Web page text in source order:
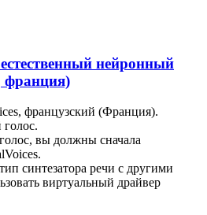
нейронный
франция)
французский (Франция).
вы должны сначала
синтезатора речи с другими
виртуальный драйвер